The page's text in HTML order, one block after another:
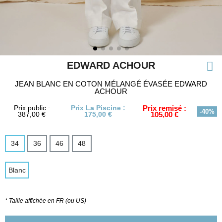
EDWARD ACHOUR
JEAN BLANC EN COTON MÉLANGÉ ÉVASÉE EDWARD
ACHOUR
Prix public :
387,00 €
Prix La Piscine :
175,00 €
Prix remisé :
105,00 € -40%
34 36 46 48
Blanc
* Taille affichée en FR (ou US)